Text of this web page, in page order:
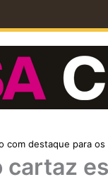
com destaque para
cartaz